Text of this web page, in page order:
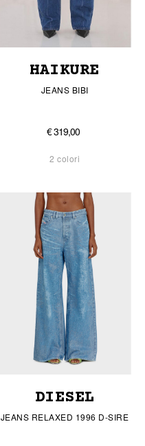
HAIKURE
JEANS BIBI
€ 319,00
2 colori
DIESEL
JEANS RELAXED 1996 D-SIRE